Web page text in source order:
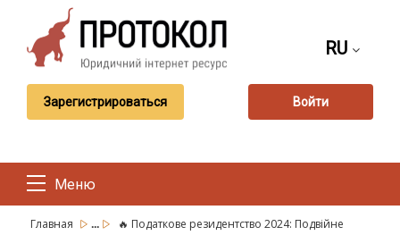
RU
Зарегистрироваться Войти
Меню
Главная ...
🔥 Податкове резидентство 2024: Подвійне